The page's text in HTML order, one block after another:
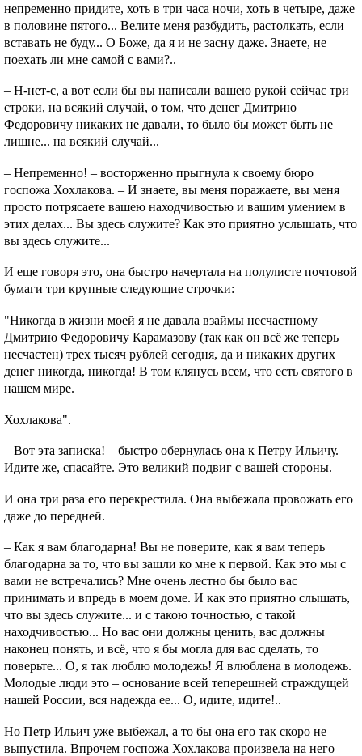
непременно придите, хоть в три часа ночи, хоть в четыре, даже
в половине пятого... Велите меня разбудить, растолкать, если
вставать не буду... О Боже, да я и не засну даже. Знаете, не
поехать ли мне самой с вами?..
– Н-нет-с, а вот если бы вы написали вашею рукой сейчас три
строки, на всякий случай, о том, что денег Дмитрию
Федоровичу никаких не давали, то было бы может быть не
лишне... на всякий случай...
– Непременно! – восторженно прыгнула к своему бюро
госпожа Хохлакова. – И знаете, вы меня поражаете, вы меня
просто потрясаете вашею находчивостью и вашим умением в
этих делах... Вы здесь служите? Как это приятно услышать, что
вы здесь служите...
И еще говоря это, она быстро начертала на полулисте почтовой
бумаги три крупные следующие строчки:
"Никогда в жизни моей я не давала взаймы несчастному
Дмитрию Федоровичу Карамазову (так как он всё же теперь
несчастен) трех тысяч рублей сегодня, да и никаких других
денег никогда, никогда! В том клянусь всем, что есть святого в
нашем мире.
Хохлакова".
– Вот эта записка! – быстро обернулась она к Петру Ильичу. –
Идите же, спасайте. Это великий подвиг с вашей стороны.
И она три раза его перекрестила. Она выбежала провожать его
даже до передней.
– Как я вам благодарна! Вы не поверите, как я вам теперь
благодарна за то, что вы зашли ко мне к первой. Как это мы с
вами не встречались? Мне очень лестно бы было вас
принимать и впредь в моем доме. И как это приятно слышать,
что вы здесь служите... и с такою точностью, с такой
находчивостью... Но вас они должны ценить, вас должны
наконец понять, и всё, что я бы могла для вас сделать, то
поверьте... О, я так люблю молодежь! Я влюблена в молодежь.
Молодые люди это – основание всей теперешней страждущей
нашей России, вся надежда ее... О, идите, идите!..
Но Петр Ильич уже выбежал, а то бы она его так скоро не
выпустила. Впрочем госпожа Хохлакова произвела на него